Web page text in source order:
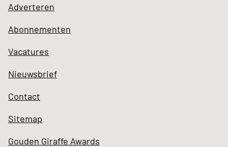
Adverteren
Abonnementen
Vacatures
Nieuwsbrief
Contact
Sitemap
Gouden Giraffe Awards